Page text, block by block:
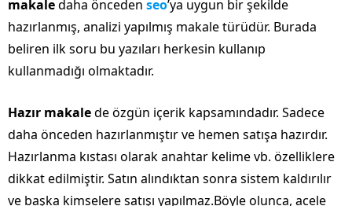
makaledaha önceden seo’ya uygun bir şekilde
hazırlanmış, analizi yapılmış makale türüdür. Burada
beliren ilk soru bu yazıları herkesin kullanıp
kullanmadığı olmaktadır.
Hazır makalede özgün içerik kapsamındadır. Sadece
daha önceden hazırlanmıştır ve hemen satışa hazırdır.
Hazırlanma kıstası olarak anahtar kelime vb. özelliklere
dikkat edilmiştir. Satın alındıktan sonra sistem kaldırılır
ve başka kimselere satışı yapılmaz.Böyle olunca, acele